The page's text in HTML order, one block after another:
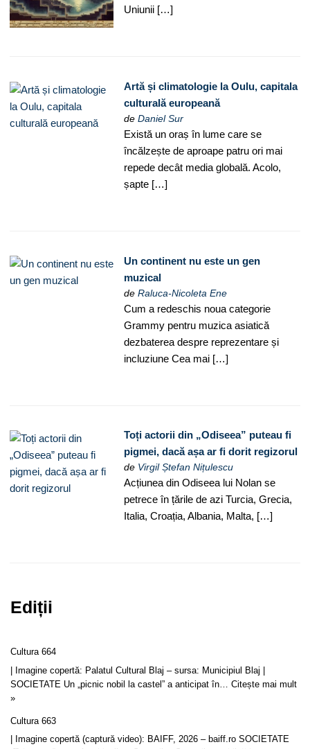
Uniunii […]
Artă și climatologie la Oulu, capitala
culturală europeană
deDaniel Sur
Există un oraș în lume care se
încălzește de aproape patru ori mai
repede decât media globală. Acolo,
șapte […]
Un continent nu este un gen
muzical
deRaluca-Nicoleta Ene
Cum a redeschis noua categorie
Grammy pentru muzica asiatică
dezbaterea despre reprezentare și
incluziune Cea mai […]
Toți actorii din „Odiseea” puteau fi
pigmei, dacă așa ar fi dorit regizorul
de Virgil Ștefan Nițulescu
Acțiunea din Odiseea lui Nolan se
petrece în țările de azi Turcia, Grecia,
Italia, Croația, Albania, Malta, […]
Ediții
Cultura 664
| Imagine copertă: Palatul Cultural Blaj – sursa: Municipiul Blaj |
SOCIETATE Un „picnic nobil la castel” a anticipat în… Citește mai mult
»
Cultura 663
| Imagine copertă (captură video): BAIFF, 2026 – baiff.ro SOCIETATE